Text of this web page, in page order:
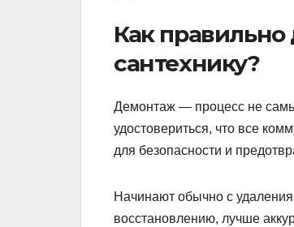
Как правильно
сантехнику?
Демонтаж — процесс не
удостовериться, что все
для безопасности и
Начинают обычно с
восстановлению, лучше